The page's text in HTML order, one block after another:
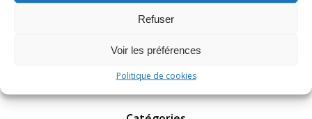
Refuser
Voir les préférences
Politique de cookies